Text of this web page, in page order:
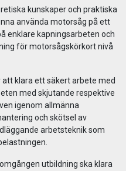
kunskaper och praktiska
använda motorsåg på ett
enklare kapningsarbeten och
för motorsågskörkort nivå
klara ett säkert arbete med
med skjutande respektive
igenom allmänna
och skötsel av
arbetsteknik som
utbildning ska klara